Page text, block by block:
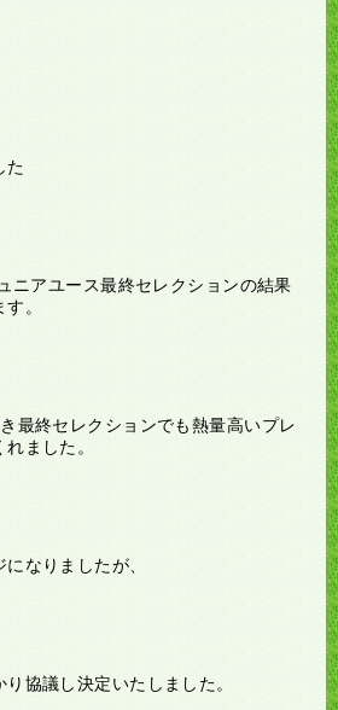
た
ニアユース最終セレクションの結果
。
最終セレクションでも熱量高いプレ
ました。
なりましたが、
協議し決定いたしました。